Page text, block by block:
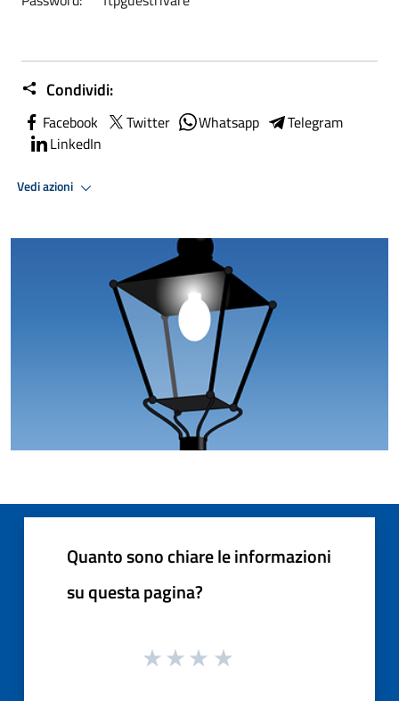
Condividi:
Facebook Twitter Whatsapp
Telegram
LinkedIn
Vedi azioni
Quanto sono chiare le informazioni
su questa pagina?